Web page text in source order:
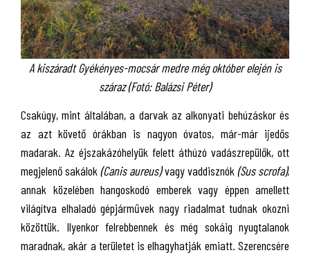
A kiszáradt Gyékényes-mocsár medre még október elején is
száraz (Fotó: Balázsi Péter)
Csakúgy, mint általában, a darvak az alkonyati behúzáskor és
az azt követő órákban is nagyon óvatos, már-már ijedős
madarak. Az éjszakázóhelyük felett áthúzó vadászrepülők, ott
megjelenő sakálok(Canis aureus)vagy vaddisznók (Sus scrofa),
annak közelében hangoskodó emberek vagy éppen amellett
világítva elhaladó gépjárművek nagy riadalmat tudnak okozni
közöttük. Ilyenkor felrebbennek és még sokáig nyugtalanok
maradnak, akár a területet is elhagyhatják emiatt. Szerencsére